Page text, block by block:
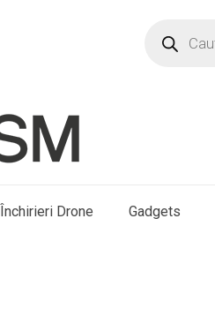
search
Închirieri Drone Gadgets